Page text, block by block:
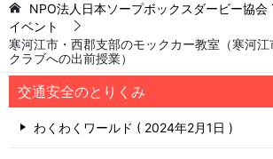
NPO法人日本ソープボックスダービー協会
イベント
寒河江市・西郡支部のモックカー教室（寒河
クラブへの出前授業）
交通安全のとりくみ
わくわくワールド 2024年2月1日